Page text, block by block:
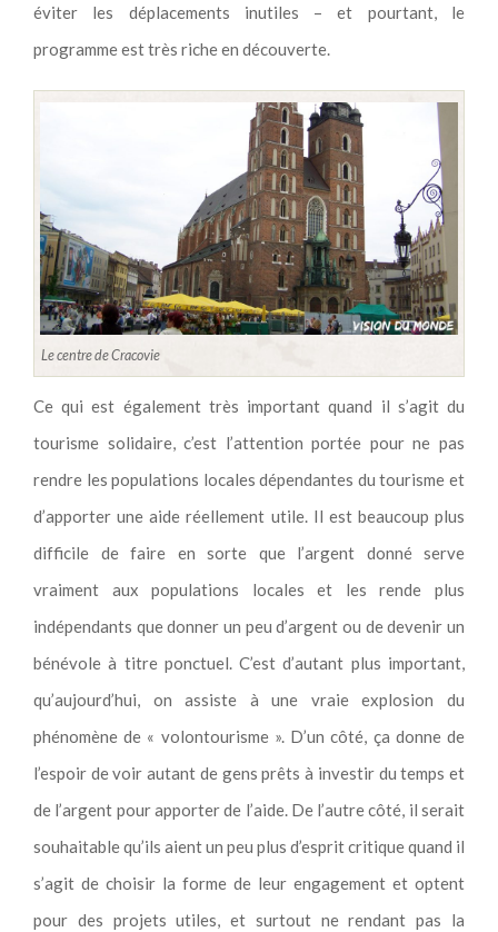
éviter les déplacements inutiles – et pourtant, le
programme est très riche en découverte.
Le centre de Cracovie
Ce qui est également très important quand il s’agit du
tourisme solidaire, c’est l’attention portée pour ne pas
rendre les populations locales dépendantes du tourisme et
d’apporter une aide réellement utile. Il est beaucoup plus
difficile de faire en sorte que l’argent donné serve
vraiment aux populations locales et les rende plus
indépendants que donner un peu d’argent ou de devenir un
bénévole à titre ponctuel. C’est d’autant plus important,
qu’aujourd’hui, on assiste à une vraie explosion du
phénomène de « volontourisme ». D’un côté, ça donne de
l’espoir de voir autant de gens prêts à investir du temps et
de l’argent pour apporter de l’aide. De l’autre côté, il serait
souhaitable qu’ils aient un peu plus d’esprit critique quand il
s’agit de choisir la forme de leur engagement et optent
pour des projets utiles, et surtout ne rendant pas la